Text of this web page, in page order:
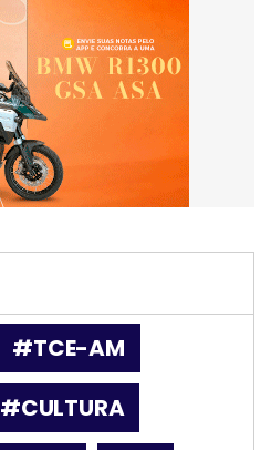
#TCE-AM
#CULTURA